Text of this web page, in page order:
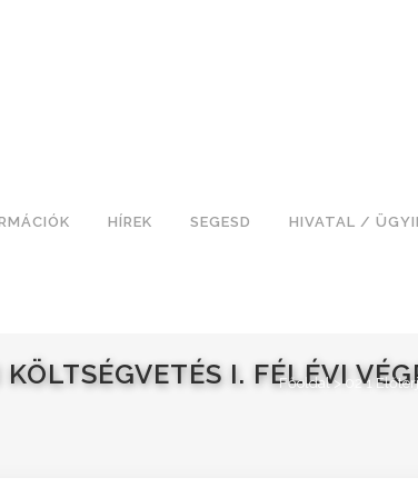
HÍREK SEGESD HIVATAL /
I. FÉLÉVI
Főoldal>02 1